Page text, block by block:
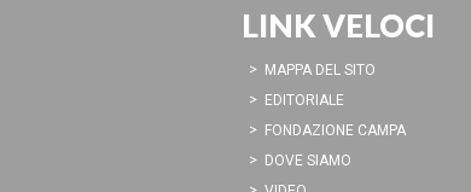
LINK VELOCI
MAPPA DEL SITO
EDITORIALE
FONDAZIONE CAMPA
DOVE SIAMO